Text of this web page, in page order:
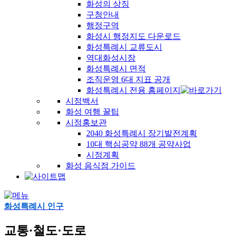
화성의 상징
구청안내
행정구역
화성시 행정지도 다운로드
화성특례시 교류도시
역대화성시장
화성특례시 면적
조직운영 6대 지표 공개
화성특례시 전용 홈페이지
시정백서
화성 여행 꿀팁
시정홍보관
2040 화성특례시 장기발전계획
10대 핵심공약 88개 공약사업
시정계획
화성 음식점 가이드
화성특례시 인구
교통·철도·도로